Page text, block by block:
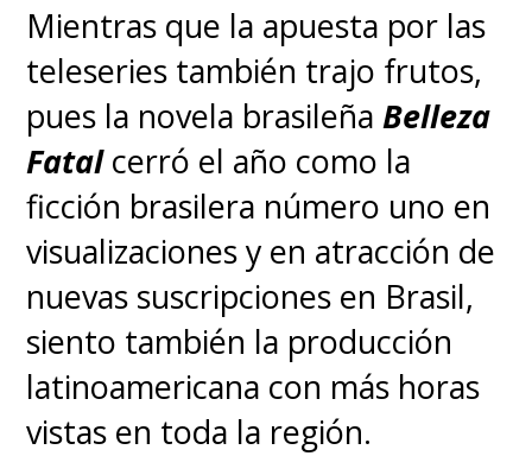
Mientras que la apuesta por las
teleseries también trajo frutos,
pues la novela brasileñaBelleza
Fatal cerró el año como la
ficción brasilera número uno en
visualizaciones y en atracción de
nuevas suscripciones en Brasil,
siento también la producción
latinoamericana con más horas
vistas en toda la región.